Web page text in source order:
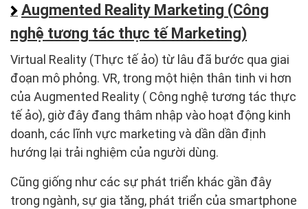
Augmented Reality Marketing (Công
nghệ tương tác thực tế Marketing)
Virtual Reality (Thực tế ảo) từ lâu đã bước qua giai
đoạn mô phỏng. VR, trong một hiện thân tinh vi hơn
của Augmented Reality ( Công nghệ tương tác thực
tế ảo), giờ đây đang thâm nhập vào hoạt động kinh
doanh, các lĩnh vực marketing và dần dần định
hướng lại trải nghiệm của người dùng.
Cũng giống như các sự phát triển khác gần đây
trong ngành, sự gia tăng, phát triển của smartphone